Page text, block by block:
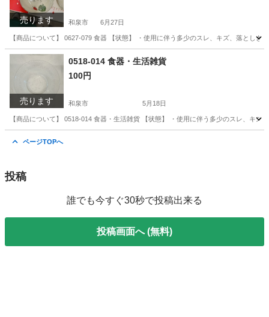
売ります 和泉市 6月27日
【商品について】 0627-079 食器 【状態】 ・使用に伴う多少のスレ、キズ、落とし
大阪 和泉市
売ります
0518-014 食器・生活雑貨
100円
和泉市 5月18日
【商品について】 0518-014 食器・生活雑貨 【状態】 ・使用に伴う多少のスレ、キ
ページTOPへ
投稿
誰でも今すぐ30秒で投稿出来る
投稿画面へ (無料)